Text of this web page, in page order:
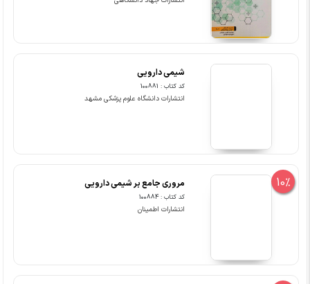
شیمی دارویی
کد کتاب : 100881
انتشارات دانشگاه علوم پزشکی مشهد
10% مروری جامع بر شیمی دارویی
کد کتاب : 100884
انتشارات اطمینان